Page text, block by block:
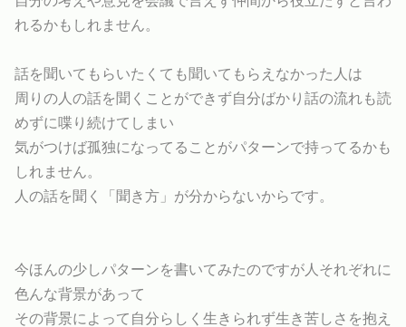
れるかもしれません。
話を聞いてもらいたくても聞いてもらえなかった人は
周りの人の話を聞くことができず自分ばかり話の流れも読
めずに喋り続けてしまい
気がつけば孤独になってることがパターンで持ってるかも
しれません。
人の話を聞く「聞き方」が分からないからです。
今ほんの少しパターンを書いてみたのですが人それぞれに
色んな背景があって
その背景によって自分らしく生きられず生き苦しさを抱え